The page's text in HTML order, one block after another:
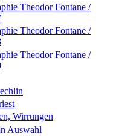
Theodor Fontane /
Theodor Fontane /
Theodor Fontane /
Wirrungen
Auswahl